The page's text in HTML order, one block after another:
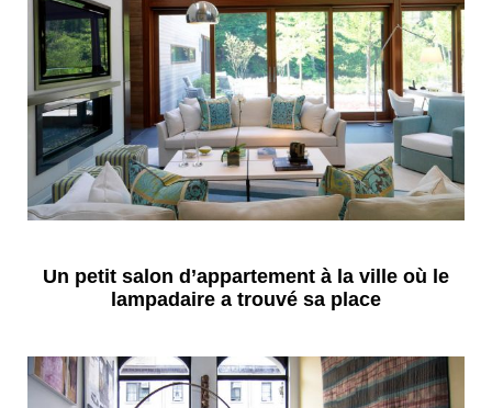
Un petit salon d’appartement à la ville où le
lampadaire a trouvé sa place